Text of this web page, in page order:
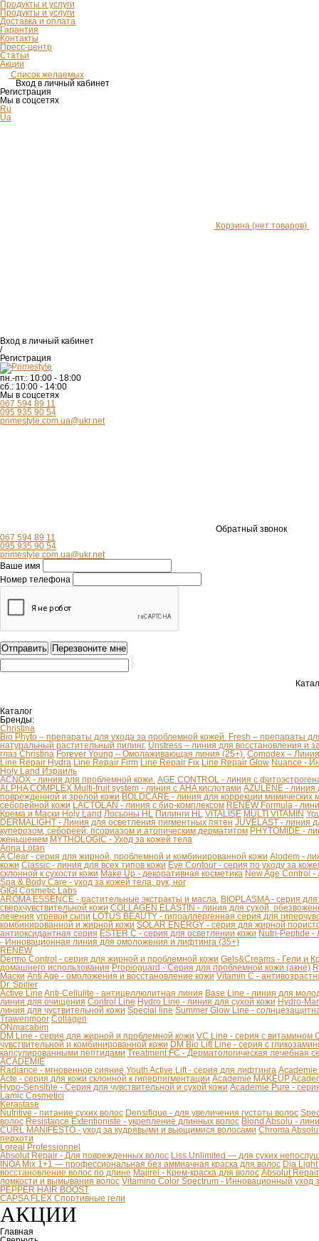
Продукты и услуги
Продукты и услуги
Доставка и оплата
Гарантия
Контакты
Пресс-центр
Статьи
Акции
Список желаемых
Вход в личный кабинет
Регистрация
Мы в соцсетях
Ru
Ua
Корзина (нет товаров)
Вход в личный кабинет
/
Регистрация
пн.-пт.: 10:00 - 18:00
сб.: 10:00 - 14:00
Мы в соцсетях
067 594 89 11
095 935 90 54
primestyle.com.ua@ukr.net
Обратный звонок
067 594 89 11
095 935 90 54
primestyle.com.ua@ukr.net
Ваше имя
Номер телефона
Каталог
Бренды:
Christina
Bio Phyto – препараты для ухода за проблемной кожей. Fresh – препараты
натуральный растительный пилинг. Unstress – линия для восстановления и
глаз Christina Forever Young – Омолаживающая линия (25+). Comodex –
Line Repair Hydra Line Repair Firm Line Repair Fix Line Repair Glow Nuance -
Holy Land Израиль
ACNOX - линия для проблемной кожи. AGE CONTROL - линия с
ALPHA COMPLEX Multi-fruit system - линия с AHA кислотами AZULENE - линия
поврежденной и зрелой кожи BOLDCARE - линия для коррекции мимических
себорейной кожи LACTOLAN - линия с био-комплексом RENEW Formula -
Крема и Маски Holy Land Лосьоны HL Пилинги HL VITALISE MULTI VITAMIN
DERMALIGHT - Линия для осветления пигментных пятен JUVELAST - линия
куперозом, себореей, псориазом и атопическим дерматитом PHYTOMIDE -
женьшенем MYTHOLOGIC - Уход за кожей тела
Anna Lotan
A Clear - серия для жирной, проблемной и комбинированной кожи Alodem -
кожи Classic - линия для всех типов кожи Eye Contour - серия по уходу за
склонной к сухости кожи Make Up - декоративная косметика New Age Control
Spa & Body Care - уход за кожей тела, рук, ног
GIGI Cosmetic Labs
AROMA ESSENCE - растительные экстракты и масла. BIOPLASMA - серия
сверхчувствительной кожи COLLAGEN ELASTIN - линия для сухой,
лечения угревой сыпи LOTUS BEAUTY - гипоаллергенная серия для
комбинированной и жирной кожи SOLAR ENERGY - серия для жирной
антиоксидантная серия ESTER C - серия для осветлении кожи Nutri-Peptide -
- Инновационная линия для омоложения и лифтинга (35+)
RENEW
Dermo Control - серия для жирной и проблемной кожи Gels&Creams - Гели и
домашнего использования Propioguard - Серия для проблемной кожи (акне)
Маски Anti Age - омоложения и восстановление кожи Vitamin C -
Dr. Spiller
Active Line Anti-Cellulite - антицеллюлитная линия Base Line - линия для
линия для очищения Control Line Hydro Line - линия для сухой кожи Hydro-
линия для чуствительной кожи Special line Summer Glow Line -
Trawenmoor Collagen
ONmacabim
DM Line - серия для жирной и проблемной кожи VC Line - серия с витамином
чувствительной и комбинированной кожи DM Bio Lift Line - cерия с
капсулированными пептидами Treatment FC - Дерматологическая лечебная
ACADEMIE
Radiance - мгновенное сияние Youth Active Lift - серия для лифтинга
Acte - серия для кожи склонной к гиперпигментации Academie MAKEUP
Hypo-Sensible - Серия для чувствительной и сухой кожи Academie Pure -
Lamic Cosmetici
Kerastase
Nutritive - питание сухих волос Densifique - для увеличения густоты волос
волос Resistance Extentioniste - укрепление длинных волос Blond Absolu -
CURL MANIFESTO - уход за кудрявыми и вьющимися волосами Chroma
перхоти
Loreal Professionnel
Absolut Repair - Для поврежденных волос Liss Unlimited — для сухих
INOA Mix 1+1 — профессиональная без аммиачная краска для волос Dia
восстановление волос по длине Majirel - Крем-краска для волос Absolut
ломкости и вымывания волос Vitamino Color Spectrum - Инновационный уход
PEPPER HAIR BOOST
CAPSA FLEX Спортивные гели
АКЦИИ
Главная